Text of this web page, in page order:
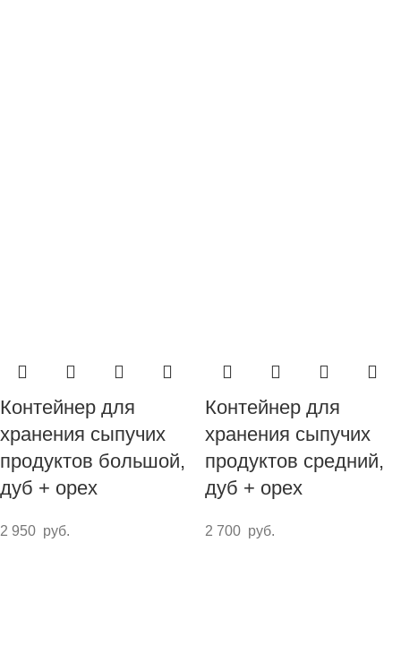
Контейнер для
хранения сыпучих
продуктов большой,
дуб + орех
2 950 руб.
Контейнер для
хранения сыпучих
продуктов средний,
дуб + орех
2 700 руб.